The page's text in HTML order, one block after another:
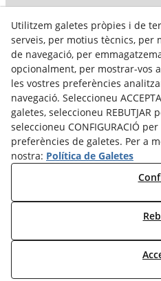
© 08/2026 Instal·lacions
Utilitzem galetes pròpies i de
serveis, per motius tècnics, per
de navegació, per
opcionalment, per mostrar-vos
les vostres preferències
navegació. Seleccioneu
galetes, seleccioneu
seleccioneu CONFIGURACIÓ
preferències de galetes. Per a
nostra: Política de Galetes